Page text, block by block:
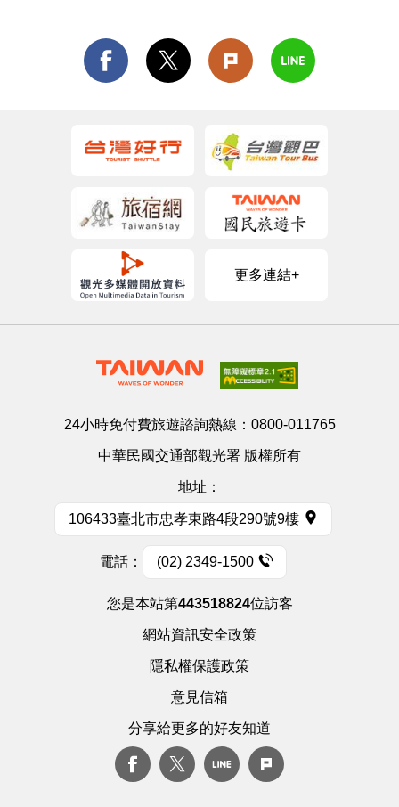
更多連結+
24小時免付費旅遊諮詢熱線： 0800-011765
中華民國交通部觀光署 版權所有
地址：
106433臺北市忠孝東路4段290號9樓
電話： (02) 2349-1500
您是本站第443518824位訪客
網站資訊安全政策
隱私權保護政策
意見信箱
分享給更多的好友知道